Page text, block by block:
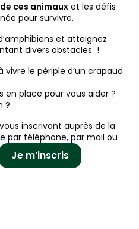
ces animaux et les défis
pour survivre.
et atteignez
divers obstacles !
le périple d’un crapaud
en place pour vous aider ?
?
inscrivant auprès de la
par téléphone, par mail ou
Je m’inscris